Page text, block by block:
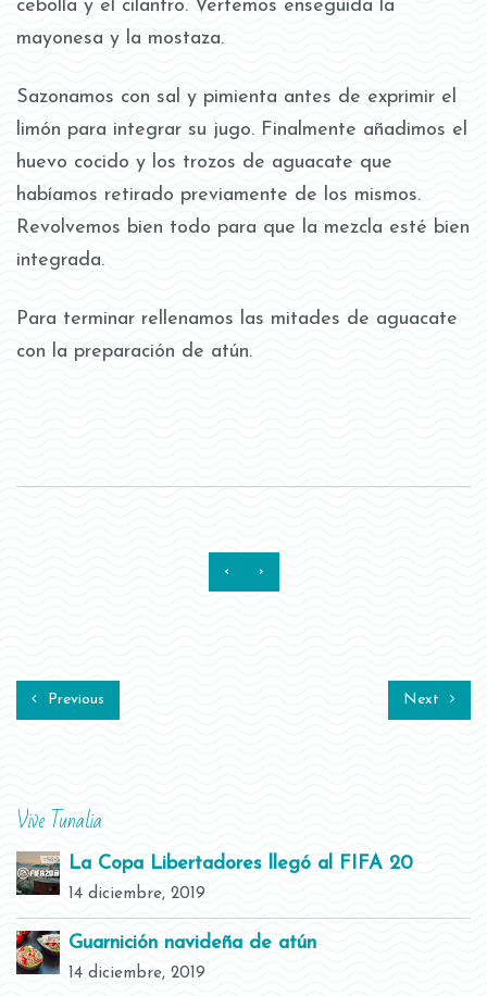
cebolla y el cilantro. Vertemos enseguida la
mayonesa y la mostaza.
Sazonamos con sal y pimienta antes de exprimir el
limón para integrar su jugo. Finalmente añadimos el
huevo cocido y los trozos de aguacate que
habíamos retirado previamente de los mismos.
Revolvemos bien todo para que la mezcla esté bien
integrada.
Para terminar rellenamos las mitades de aguacate
con la preparación de atún.
‹ ›
Previous Next
Vive Tunalia
La Copa Libertadores llegó al FIFA 20
14 diciembre, 2019
Guarnición navideña de atún
14 diciembre, 2019